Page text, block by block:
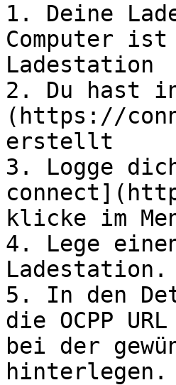
1. Deine
Computer
Ladestation
2. Du hast
(https://
erstellt
3. Logge
klicke im
4. Lege
5. In den
die OCPP
bei der
hinterlegen.